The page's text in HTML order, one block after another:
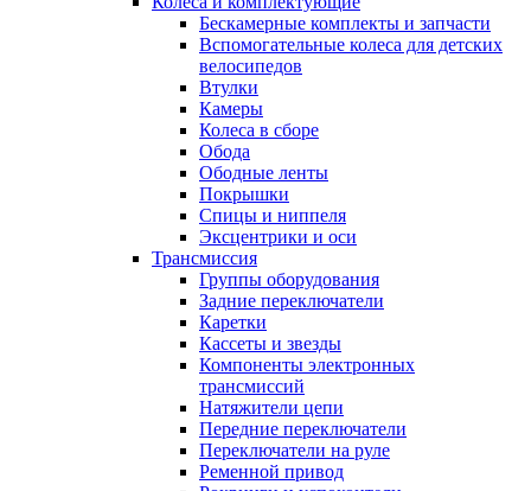
Бескамерные комплекты и запчасти
Вспомогательные колеса для детских
велосипедов
Втулки
Камеры
Колеса в сборе
Обода
Ободные ленты
Покрышки
Спицы и ниппеля
Эксцентрики и оси
Трансмиссия
Группы оборудования
Задние переключатели
Каретки
Кассеты и звезды
Компоненты электронных
трансмиссий
Натяжители цепи
Передние переключатели
Переключатели на руле
Ременной привод